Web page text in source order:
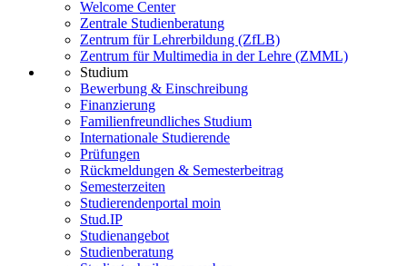
Welcome Center
Zentrale Studienberatung
Zentrum für Lehrerbildung (ZfLB)
Zentrum für Multimedia in der Lehre (ZMML)
Studium
Bewerbung & Einschreibung
Finanzierung
Familienfreundliches Studium
Internationale Studierende
Prüfungen
Rückmeldungen & Semesterbeitrag
Semesterzeiten
Studierendenportal moin
Stud.IP
Studienangebot
Studienberatung